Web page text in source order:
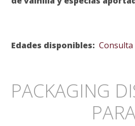
Edades disponibles: Consulta
PACKAGING